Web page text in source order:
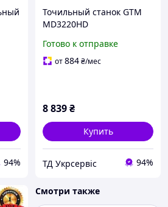
94%
Точильный станок GTM
MD3220HD
Готово к отправке
от884₴/мес
8 839₴
Купить
ТД Укрсервіс 94%
Смотри также